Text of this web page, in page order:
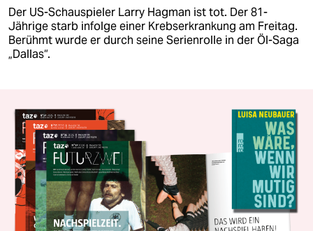
Der US-Schauspieler Larry Hagman ist tot. Der 81-
Jährige starb infolge einer Krebserkrankung am Freitag.
Berühmt wurde er durch seine Serienrolle in der Öl-Saga
„Dallas“.